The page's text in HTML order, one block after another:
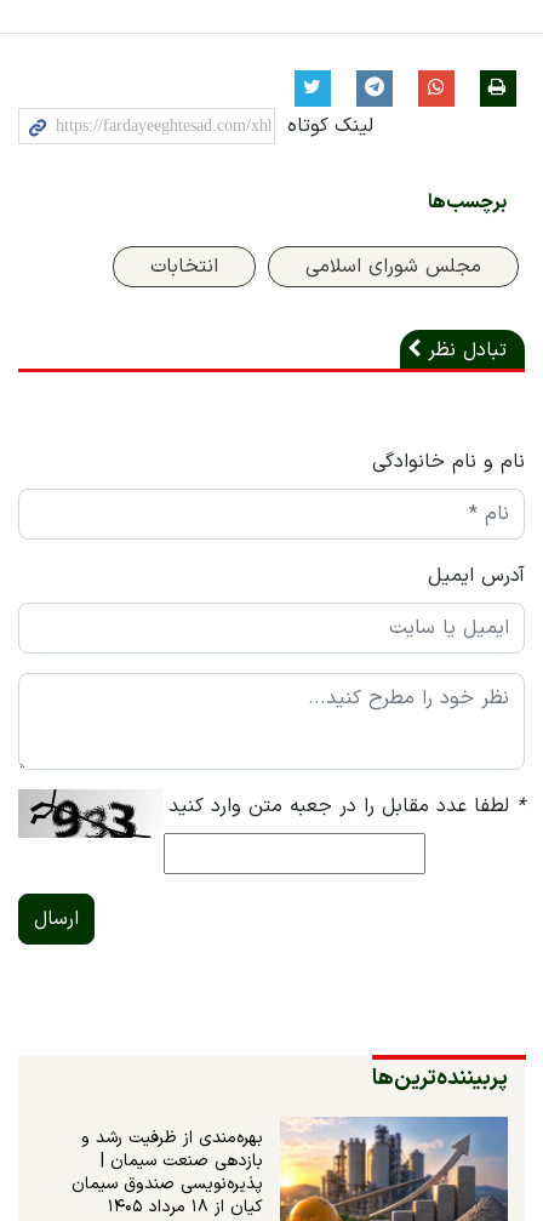
لینک کوتاه
برچسب‌ها
مجلس شورای اسلامی انتخابات
تبادل نظر
نام و نام خانوادگی
آدرس ایمیل
* لطفا عدد مقابل را در جعبه متن وارد کنید
ارسال
پربیننده‌ترین‌ها
بهره‌مندی از ظرفیت رشد و
بازدهی صنعت سیمان |
پذیره‌نویسی صندوق سیمان
کیان از ۱۸ مرداد ۱۴۰۵